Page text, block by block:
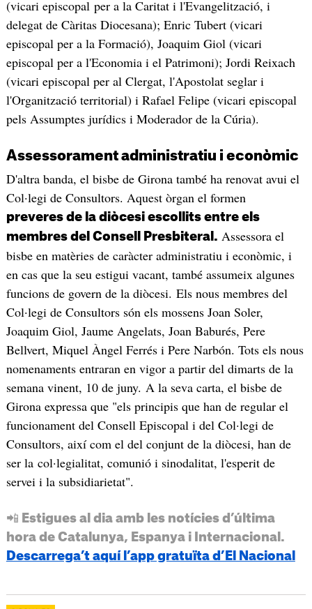
(vicari episcopal per a la Caritat i l'Evangelització, i
delegat de Càritas Diocesana); Enric Tubert (vicari
episcopal per a la Formació), Joaquim Giol (vicari
episcopal per a l'Economia i el Patrimoni); Jordi Reixach
(vicari episcopal per al Clergat, l'Apostolat seglar i
l'Organització territorial) i Rafael Felipe (vicari episcopal
pels Assumptes jurídics i Moderador de la Cúria).
Assessorament administratiu i econòmic
D'altra banda, el bisbe de Girona també ha renovat avui el
Col·legi de Consultors. Aquest òrgan el formen
preveres de la diòcesi escollits entre els
membres del Consell Presbiteral. Assessora el
bisbe en matèries de caràcter administratiu i econòmic, i
en cas que la seu estigui vacant, també assumeix algunes
funcions de govern de la diòcesi. Els nous membres del
Col·legi de Consultors són els mossens Joan Soler,
Joaquim Giol, Jaume Angelats, Joan Baburés, Pere
Bellvert, Miquel Àngel Ferrés i Pere Narbón. Tots els nous
nomenaments entraran en vigor a partir del dimarts de la
semana vinent, 10 de juny. A la seva carta, el bisbe de
Girona expressa que "els principis que han de regular el
funcionament del Consell Episcopal i del Col·legi de
Consultors, així com el del conjunt de la diòcesi, han de
ser la col·legialitat, comunió i sinodalitat, l'esperit de
servei i la subsidiarietat".
📲 Estigues al dia amb les notícies d’última
hora de Catalunya, Espanya i Internacional.
Descarrega’t aquí l’app gratuïta d’El Nacional